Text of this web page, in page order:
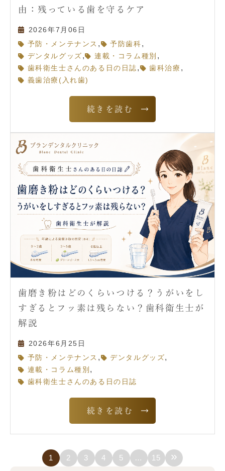
由：残っている歯を守るケア
2026年7月06日
予防・メンテナンス , 予防歯科 ,
デンタルグッズ , 連載・コラム種別 ,
歯科衛生士さんのある日の日誌 , 歯科治療 ,
義歯治療(入れ歯)
続きを読む
歯磨き粉はどのくらいつける？うがいをし
すぎるとフッ素は残らない？歯科衛生士が
解説
2026年6月25日
予防・メンテナンス , デンタルグッズ,
連載・コラム種別 ,
歯科衛生士さんのある日の日誌
続きを読む
1 2 3 4 5 … 15 »